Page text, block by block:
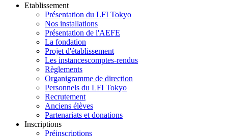
Etablissement
Présentation du LFI Tokyo
Nos installations
Présentation de l'AEFE
La fondation
Projet d'établissement
Les instancescomptes-rendus
Règlements
Organigramme de direction
Personnels du LFI Tokyo
Recrutement
Anciens élèves
Partenariats et donations
Inscriptions
Préinscriptions